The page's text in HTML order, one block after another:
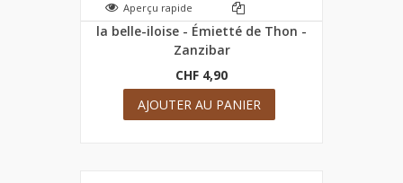
Aperçu rapide
la belle-iloise - Émietté de Thon -
Zanzibar
CHF 4,90
AJOUTER AU PANIER